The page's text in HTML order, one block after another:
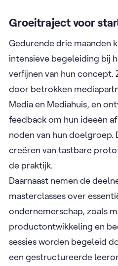
Groeitraject voor
Gedurende drie maanden
intensieve begeleiding bij
verfijnen van hun
door betrokken
Media en Mediahuis, en
feedback om hun ideeën
noden van hun
creëren van tastbare
de praktijk.
Daarnaast nemen de
masterclasses over
ondernemerschap, zoals
productontwikkeling en
sessies worden begeleid
een gestructureerde